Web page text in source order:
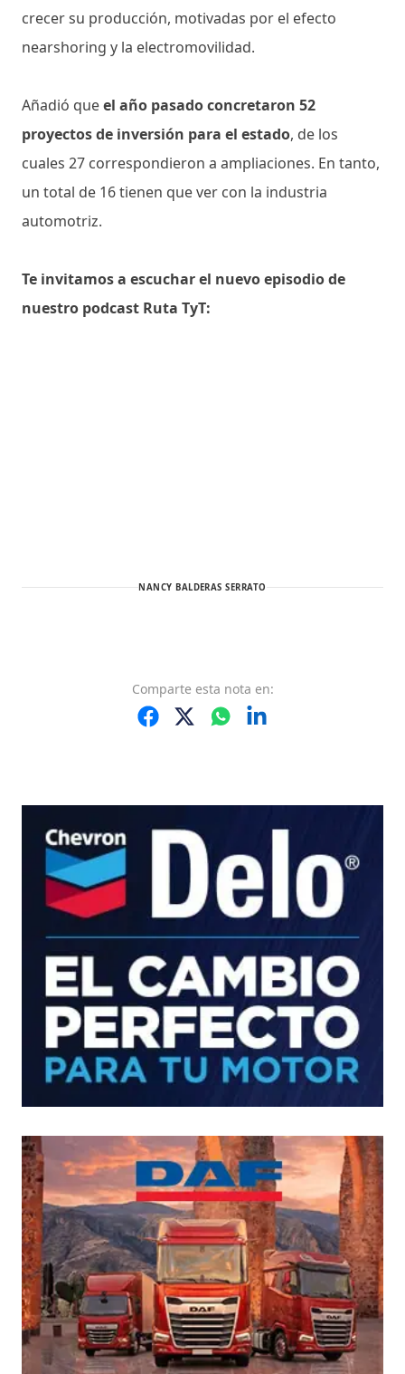
crecer su producción, motivadas por el efecto
nearshoring y la electromovilidad.
Añadió queel año pasado concretaron 52
proyectos de inversión para el estado, de los
cuales 27 correspondieron a ampliaciones. En tanto,
un total de 16 tienen que ver con la industria
automotriz.
Te invitamos a escuchar el nuevo episodio de
nuestro podcast Ruta TyT:
NANCY BALDERAS SERRATO
Comparte esta nota en: